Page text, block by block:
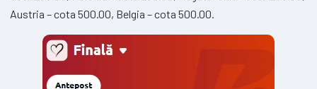
Austria – cota 500.00, Belgia – cota 500.00.